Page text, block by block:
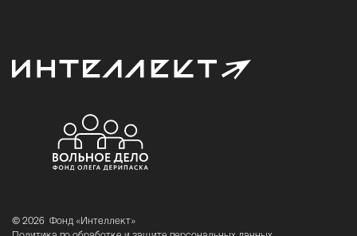
© 2026 Фонд «Интеллект»